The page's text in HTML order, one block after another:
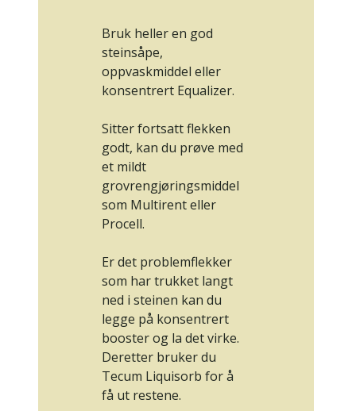
Bruk heller en god
steinsåpe,
oppvaskmiddel eller
konsentrert Equalizer.
Sitter fortsatt flekken
godt, kan du prøve med
et mildt
grovrengjøringsmiddel
som Multirent eller
Procell.
Er det problemflekker
som har trukket langt
ned i steinen kan du
legge på konsentrert
booster og la det virke.
Deretter bruker du
Tecum Liquisorb for å
få ut restene.